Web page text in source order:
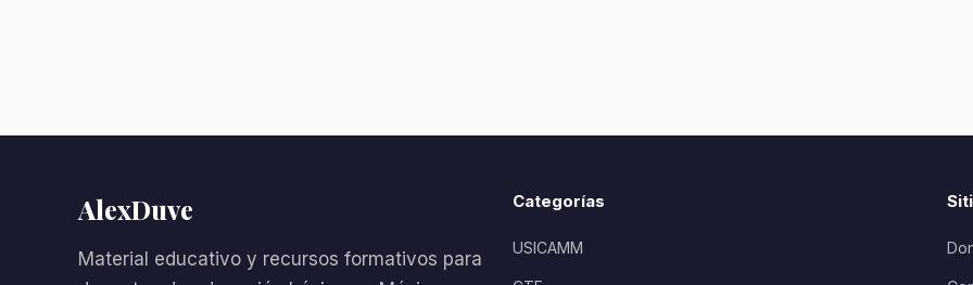
AlexDuve
Material educativo y recursos formativos para
Categorías
USICAMM